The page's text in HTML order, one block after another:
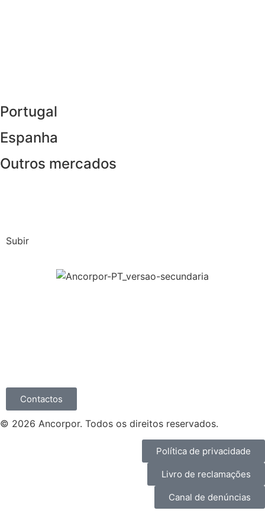
Portugal
Espanha
Outros mercados
Subir
Contactos
© 2026 Ancorpor. Todos os direitos reservados.
Política de privacidade
Livro de reclamações
Canal de denúncias